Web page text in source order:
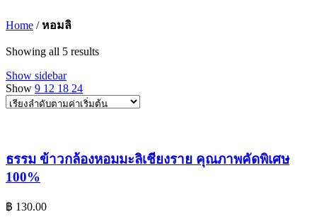
Home / หอมลิ
Showing all 5 results
Show sidebar
Show 9 12 18 24
ธรรม ข้าวกล้องหอมมะลิเชียงราย คุณภาพคัดพิเศษ
100%
฿ 130.00